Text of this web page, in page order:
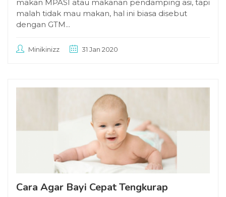
makan MPASI atau makanan pendamping asi, tapi
malah tidak mau makan, hal ini biasa disebut
dengan GTM...
Minikinizz 31 Jan 2020
Cara Agar Bayi Cepat Tengkurap